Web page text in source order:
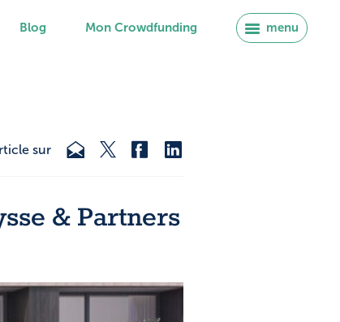
Blog Mon Crowdfunding menu
sur
& Partners